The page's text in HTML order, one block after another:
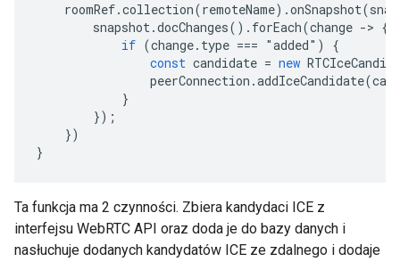
roomRef.collection(remoteName).onSnapshot(
snapshot.docChanges(). forEach(change -> {
if (change. type === "added" )
{
const candidate = new
peerConnection .addIceCandidate(
}
});
})
}
Ta funkcja ma 2 czynności. Zbiera kandydaci ICE z
interfejsu WebRTC API oraz doda je do bazy danych i
nasłuchuje dodanych kandydatów ICE ze zdalnego i dodaje